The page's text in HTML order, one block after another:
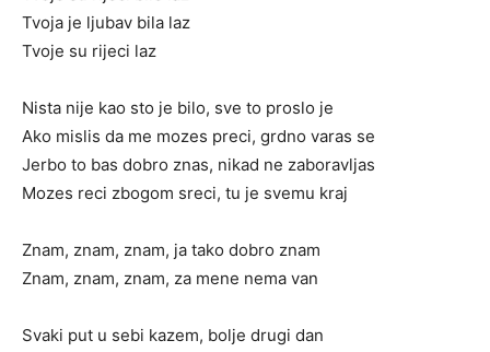
Tvoja je ljubav bila laz
Tvoje su rijeci laz
Nista nije kao sto je bilo, sve to proslo je
Ako mislis da me mozes preci, grdno varas se
Jerbo to bas dobro znas, nikad ne zaboravljas
Mozes reci zbogom sreci, tu je svemu kraj
Znam, znam, znam, ja tako dobro znam
Znam, znam, znam, za mene nema van
Svaki put u sebi kazem, bolje drugi dan